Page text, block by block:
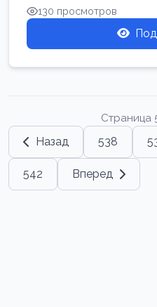
130 просмотров
Страница
Назад 538
542 Вперед